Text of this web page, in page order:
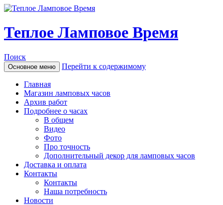
Теплое Ламповое Время
Поиск
Основное меню Перейти к содержимому
Главная
Магазин ламповых часов
Архив работ
Подробнее о часах
В общем
Видео
Фото
Про точность
Дополнительный декор для ламповых часов
Доставка и оплата
Контакты
Контакты
Наша потребность
Новости